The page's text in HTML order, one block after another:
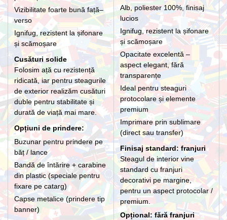
Vizibilitate foarte bună față–
verso
Ignifug, rezistent la șifonare
și scămoșare
Cusături solide
Folosim ață cu rezistență
ridicată, iar pentru steagurile
de exterior realizăm cusături
duble pentru stabilitate și
durată de viață mai mare.
Opțiuni de prindere:
Buzunar pentru prindere pe
băț / lance
Bandă de întărire + carabine
din plastic (speciale pentru
fixare pe catarg)
Capse metalice (prindere tip
banner)
Alb, poliester 100%, finisaj
lucios
Ignifug, rezistent la șifonare
și scămoșare
Opacitate excelentă –
aspect elegant, fără
transparențe
Ideal pentru steaguri
protocolare și elemente
premium
Imprimare prin sublimare
(direct sau transfer)
Finisaj standard: franjuri
Steagul de interior vine
standard cu franjuri
decorativi pe margine,
pentru un aspect protocolar /
premium.
Opțional: fără franjuri